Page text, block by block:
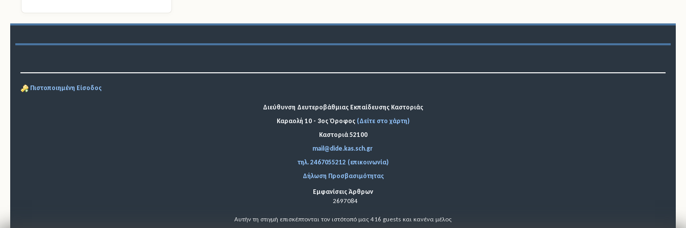
Πιστοποιημένη Είσοδος
Διεύθυνση Δευτεροβάθμιας Εκπαίδευσης Καστοριάς
Καραολή 10 - 3ος Όροφος (Δείτε στο χάρτη)
Καστοριά 52100
mail@dide.kas.sch.gr
τηλ. 2467055212 (επικοινωνία)
Δήλωση Προσβασιμότητας
Εμφανίσεις Άρθρων
2697084
Αυτήν τη στιγμή επισκέπτονται τον ιστότοπό μας 416 guests και κανένα μέλος